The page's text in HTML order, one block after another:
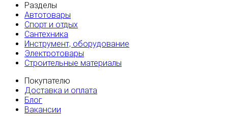
Разделы
Автотовары
Спорт и отдых
Сантехника
Инструмент, оборудование
Электротовары
Строительные материалы
Покупателю
Доставка и оплата
Блог
Вакансии